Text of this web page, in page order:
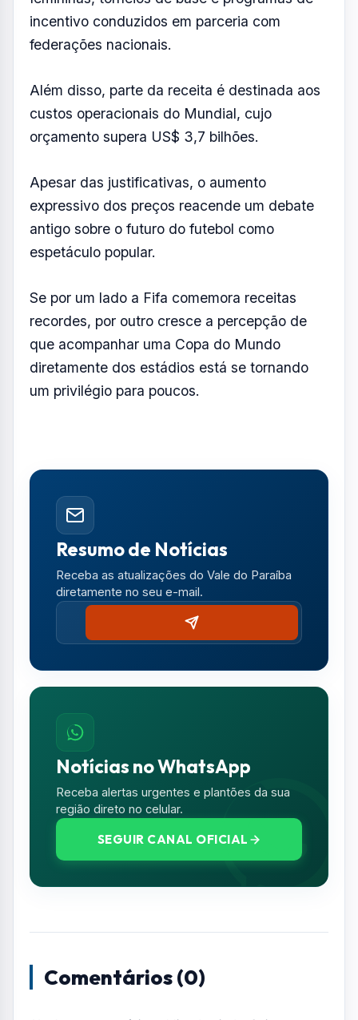
Se por um lado a Fifa comemora receitas
que acompanhar uma Copa do Mundo
diretamente dos estádios está se tornando
um privilégio para poucos.
Resumo de Notícias
Receba as atualizações do Vale do Paraíba
diretamente no seu e-mail.
Notícias no WhatsApp
Receba alertas urgentes e plantões da sua
região direto no celular.
SEGUIR CANAL OFICIAL
Comentários (0)
Nenhum comentário publicado ainda. Seja o
Deixe seu Comentário
NOME *